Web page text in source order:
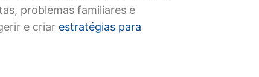
problemas familiares e
e criar estratégias para